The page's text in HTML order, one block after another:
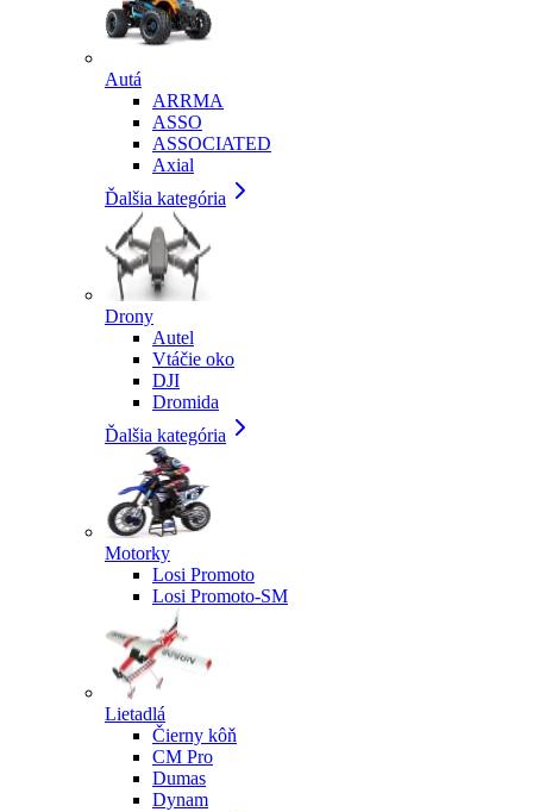
Autá
ARRMA
ASSO
ASSOCIATED
Axial
Ďalšia kategória
Drony
Autel
Vtáčie oko
DJI
Dromida
Ďalšia kategória
Motorky
Losi Promoto
Losi Promoto-SM
Lietadlá
Čierny kôň
CM Pro
Dumas
Dynam